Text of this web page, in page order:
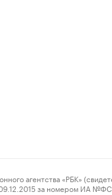
«РБК»
за номером ИА